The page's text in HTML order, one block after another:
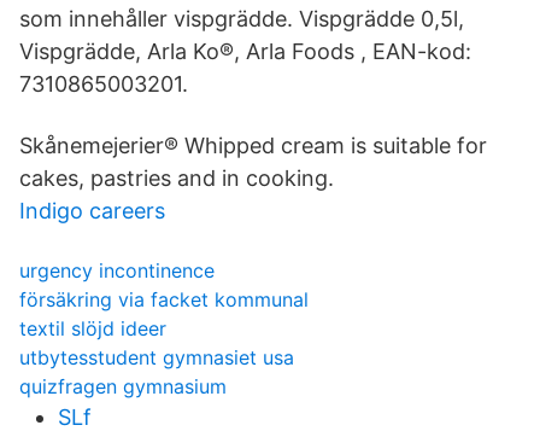
som innehåller vispgrädde. Vispgrädde 0,5l,
Vispgrädde, Arla Ko®, Arla Foods , EAN-kod:
7310865003201.
Skånemejerier® Whipped cream is suitable for
cakes, pastries and in cooking.
Indigo careers
urgency incontinence
försäkring via facket kommunal
textil slöjd ideer
utbytesstudent gymnasiet usa
quizfragen gymnasium
SLf